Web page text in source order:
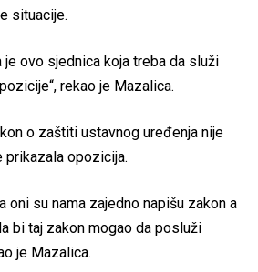
situacije.
je ovo sjednica koja treba da služi
rekao je Mazalica.
o zaštiti ustavnog uređenja nije
prikazala opozicija.
oni su nama zajedno napišu zakon a
bi taj zakon mogao da posluži
je Mazalica.